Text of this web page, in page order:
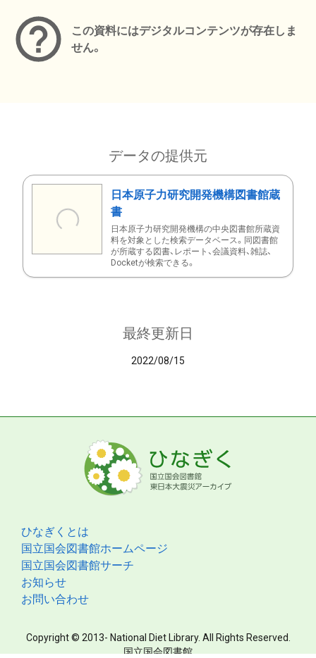
この資料にはデジタルコンテンツが存在しま
せん。
データの提供元
日本原子力研究開発機構図書館蔵
書
日本原子力研究開発機構の中央図書館所蔵資
料を対象とした検索データベース。同図書館
が所蔵する図書、レポート、会議資料、雑誌、
Docketが検索できる。
最終更新日
2022/08/15
ひなぎくとは
国立国会図書館ホームページ
国立国会図書館サーチ
お知らせ
お問い合わせ
Copyright © 2013- National Diet Library. All Rights Reserved.